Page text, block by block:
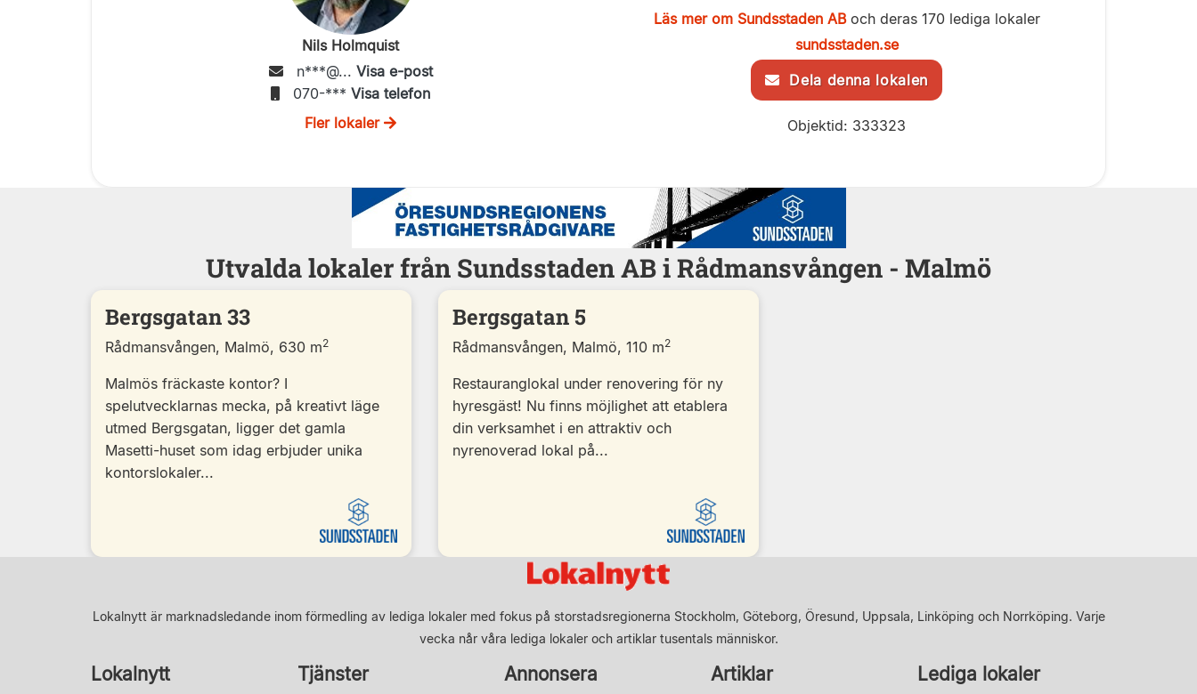
Nils Holmquist
n***@... Visa e-post
070-*** Visa telefon
Fler lokaler
Läs mer om Sundsstaden ABoch deras 170 lediga lokaler
sundsstaden.se
Dela denna lokalen
Objektid: 333323
Utvalda lokaler från Sundsstaden AB i Rådmansvången - Malmö
Bergsgatan 33
Rådmansvången, Malmö, 630 m2
Malmös fräckaste kontor? I
spelutvecklarnas mecka, på kreativt läge
utmed Bergsgatan, ligger det gamla
Masetti-huset som idag erbjuder unika
kontorslokaler...
Bergsgatan 5
Rådmansvången, Malmö, 110 m2
Restauranglokal under renovering för ny
hyresgäst! Nu finns möjlighet att etablera
din verksamhet i en attraktiv och
nyrenoverad lokal på...
Lokalnytt är marknadsledande inom förmedling av lediga lokaler med fokus på storstadsregionerna Stockholm, Göteborg, Öresund, Uppsala, Linköping och Norrköping. Varje
vecka når våra lediga lokaler och artiklar tusentals människor.
Lokalnytt Tjänster Annonsera Artiklar Lediga lokaler